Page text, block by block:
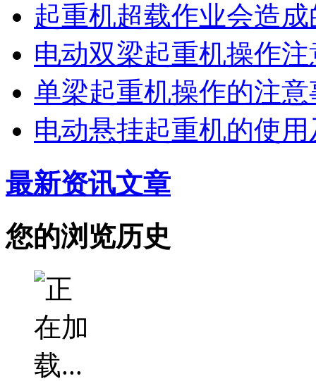
起重机超载作业会造
电动双梁起重机操作注
单梁起重机操作的注意
电动悬挂起重机的使
最新资讯文章
您的浏览历史